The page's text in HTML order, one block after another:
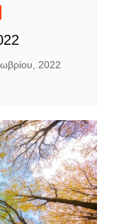
2022